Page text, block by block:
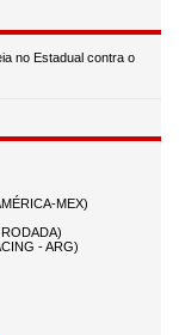
no Estadual contra o